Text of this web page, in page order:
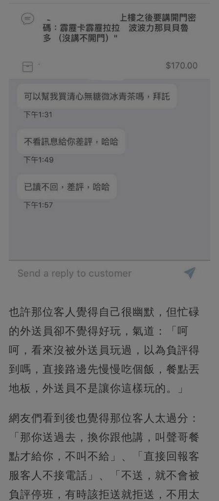
也許那位客人覺得自己很幽默，但忙碌
的外送員卻不覺得好玩，氣道：「呵
呵，看來沒被外送員玩過，以為負評得
到嗎，直接路邊先慢慢吃個飯，餐點丟
地板，外送員不是讓你這樣玩的。」
網友們看到後也覺得那位客人太過分：
「那你送過去，換你跟他講，叫聲哥餐
點才給你，不叫不給」、「直接回報客
服客人不接電話」、「不送，就不會被
負評停班，有時該拒送就拒送，不用太